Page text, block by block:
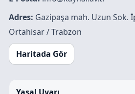
Adres: Gazipaşa mah. Uzun Sok.
Ortahisar / Trabzon
Haritada Gör